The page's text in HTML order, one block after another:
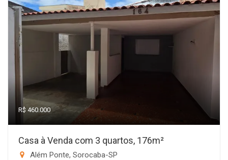
R$ 460.000
Casa à Venda com 3 quartos, 176m²
Além Ponte, Sorocaba-SP